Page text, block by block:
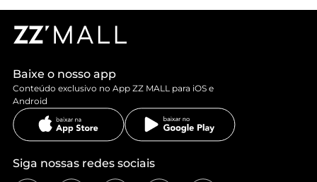
Baixe o nosso app
Conteúdo exclusivo no App ZZ MALL para iOS e
Android
Siga nossas redes sociais